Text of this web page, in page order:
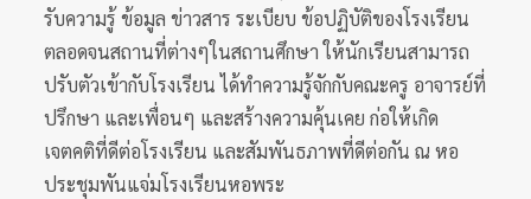
รับความรู้ ข้อมูล ข่าวสาร ระเบียบ ข้อปฏิบัติของโรงเรียน
ตลอดจนสถานที่ต่างๆในสถานศึกษา ให้นักเรียนสามารถ
ปรับตัวเข้ากับโรงเรียน ได้ทำความรู้จักกับคณะครู อาจารย์ที่
ปรึกษา และเพื่อนๆ และสร้างความคุ้นเคย ก่อให้เกิด
เจตคติที่ดีต่อโรงเรียน และสัมพันธภาพที่ดีต่อกัน ณ หอ
ประชุมพันแจ่มโรงเรียนหอพระ